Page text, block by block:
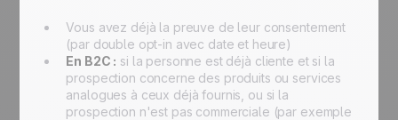
Vous avez déjà la preuve de leur consentement
(par double opt-in avec date et heure)
En B2C : si la personne est déjà cliente et si la
prospection concerne des produits ou services
analogues à ceux déjà fournis, ou si la
prospection n'est pas commerciale (par exemple